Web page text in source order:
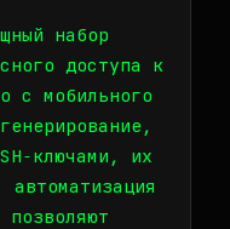
набор
доступа к
с мобильного
их
автоматизация